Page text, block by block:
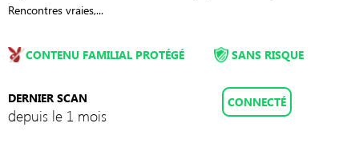
Rencontres vraies,...
CONTENU FAMILIAL PROTÉGÉ
DERNIER SCAN
depuis le 1 mois
SANS RISQUE
CONNECTÉ